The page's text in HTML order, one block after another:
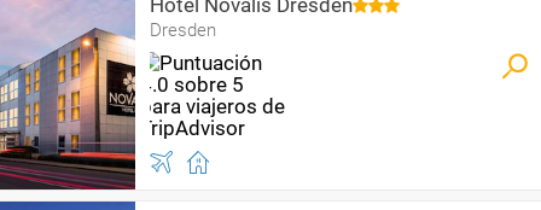
Hotel Novalis Dresden
Dresden